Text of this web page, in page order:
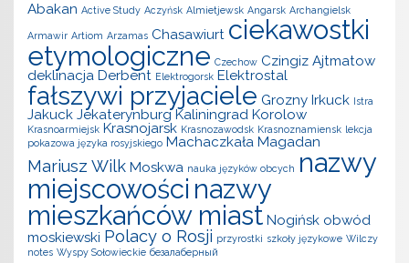
Abakan Active Study Aczyńsk Almietjewsk Angarsk Archangielsk
Armawir Artiom Arzamas Chasawiurt ciekawostki
etymologiczne Czechow Czingiz Ajtmatow
deklinacja Derbent Elektrogorsk Elektrostal
fałszywi przyjaciele Grozny Irkuck Istra
Jakuck Jekaterynburg Kaliningrad Korolow
Krasnoarmiejsk Krasnojarsk Krasnozawodsk Krasnoznamiensk lekcja
pokazowa języka rosyjskiego Machaczkała Magadan
Mariusz Wilk Moskwa nauka języków obcych nazwy
miejscowości nazwy
mieszkańców miast Nogińsk obwód
moskiewski Polacy o Rosji przyrostki szkoły językowe Wilczy
notes Wyspy Sołowieckie безалаберный